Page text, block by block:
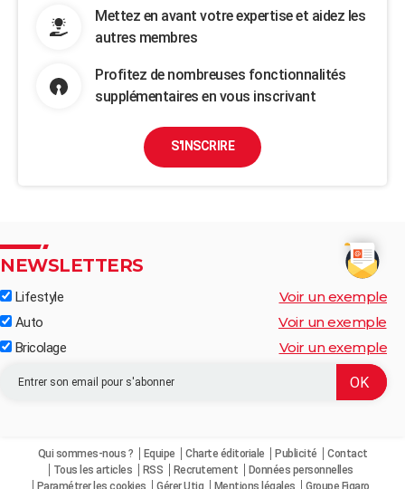
Mettez en avant votre expertise et aidez les
autres membres
Profitez de nombreuses fonctionnalités
supplémentaires en vous inscrivant
S'INSCRIRE
NEWSLETTERS
Lifestyle Voir un exemple
Auto Voir un exemple
Bricolage Voir un exemple
Qui sommes-nous ? Equipe Charte éditoriale Publicité
Contact
Tous les articles
RSS Recrutement
Données personnelles
Paramétrer les cookies
Gérer Utiq Mentions légales Groupe Figaro